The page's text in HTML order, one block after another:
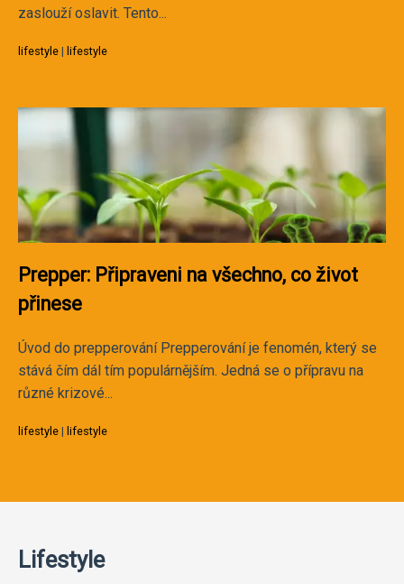
zaslouží oslavit. Tento...
lifestyle | lifestyle
Prepper: Připraveni na všechno, co život
přinese
Úvod do prepperování Prepperování je fenomén, který se
stává čím dál tím populárnějším. Jedná se o přípravu na
různé krizové...
lifestyle | lifestyle
Lifestyle